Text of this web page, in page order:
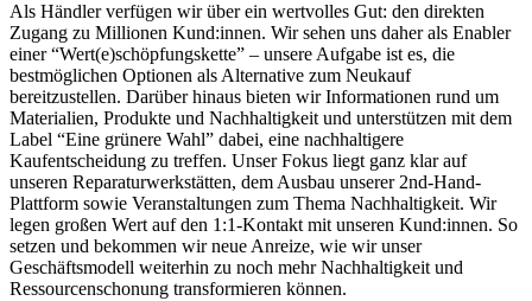
Als Händler verfügen wir über ein wertvolles Gut: den direkten
Zugang zu Millionen Kund:innen. Wir sehen uns daher als Enabler
einer “Wert(e)schöpfungskette” – unsere Aufgabe ist es, die
bestmöglichen Optionen als Alternative zum Neukauf
bereitzustellen. Darüber hinaus bieten wir Informationen rund um
Materialien, Produkte und Nachhaltigkeit und unterstützen mit dem
Label “Eine grünere Wahl” dabei, eine nachhaltigere
Kaufentscheidung zu treffen. Unser Fokus liegt ganz klar auf
unseren Reparaturwerkstätten, dem Ausbau unserer 2nd-Hand-
Plattform sowie Veranstaltungen zum Thema Nachhaltigkeit. Wir
legen großen Wert auf den 1:1-Kontakt mit unseren Kund:innen. So
setzen und bekommen wir neue Anreize, wie wir unser
Geschäftsmodell weiterhin zu noch mehr Nachhaltigkeit und
Ressourcenschonung transformieren können.